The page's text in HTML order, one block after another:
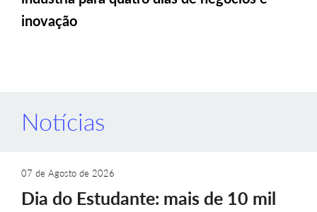
inovação
Notícias
07 de Agosto de 2026
Dia do Estudante: mais de 10 mil